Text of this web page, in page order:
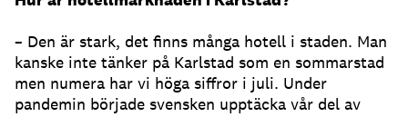
– Den är stark, det finns många hotell i staden. Man
kanske inte tänker på Karlstad som en sommarstad
men numera har vi höga siffror i juli. Under
pandemin började svensken upptäcka vår del av